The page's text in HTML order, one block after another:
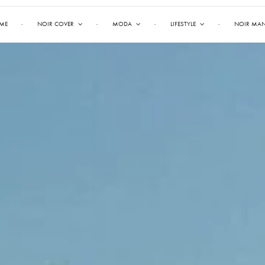
NOIR COVER MODA LIFESTYLE NOIR